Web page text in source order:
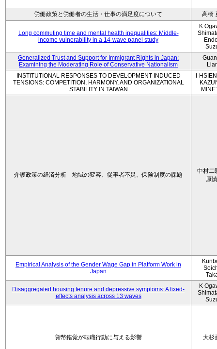
労働政策と労働者の生活・仕事の満足度について 高橋
Long commuting time and mental health inequalities: Middle-
income vulnerability in a 14-wave panel study
K
Generalized Trust and Support for Immigrant Rights in Japan:
Examining the Moderating Role of Conservative Nationalism
INSTITUTIONAL RESPONSES TO DEVELOPMENT-INDUCED
TENSIONS: COMPETITION, HARMONY, AND ORGANIZATIONAL
STABILITY IN TAIWAN
I-
介護政策の経済分析 地域の変容、従事者不足、保険制度の課題
中村二
原
Empirical Analysis of the Gender Wage Gap in Platform Work in
Japan
Disaggregated housing tenure and depressive symptoms: A fixed-
effects analysis across 13 waves
K
貨幣錯覚が転職行動に与える影響 大杉